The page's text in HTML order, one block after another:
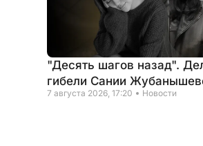
"Десять шагов назад".
гибели Сании
7 августа 2026, 17:20 Новости